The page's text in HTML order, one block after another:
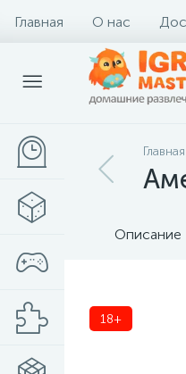
Главная О нас
Главная
Описание
18+